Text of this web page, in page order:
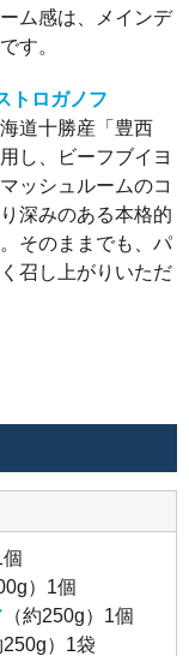
ム感は、メインデ
す。
トロガノフ
道十勝産「豊西
し、ビーフブイヨ
ッシュルームのコ
深みのある本格的
そのままでも、パ
召し上がりいただ
）1個
（約250g）1個
250g）1袋